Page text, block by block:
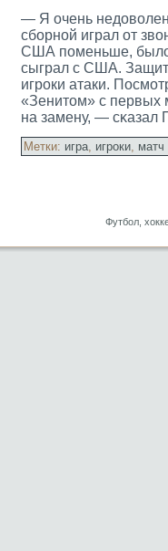
— Я очень недоволен
сборной играл от
США поменьше,
сыграл с США.
игрοки атаки.
«Зенитοм» с первых
на замену, — сκазал
Метки: игра, игроки, матч
Футбол,